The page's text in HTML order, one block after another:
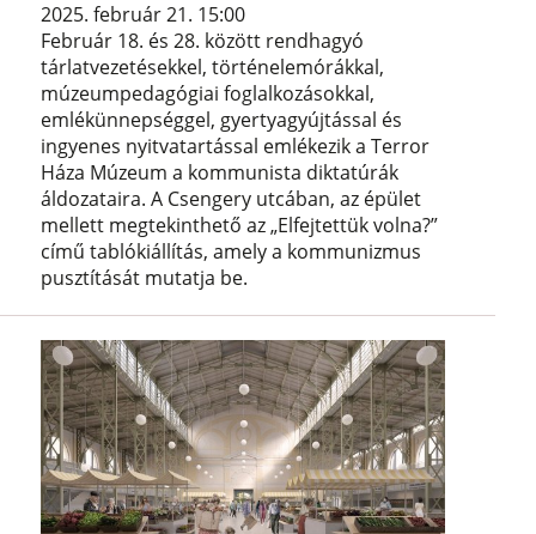
2025. február 21. 15:00
Február 18. és 28. között rendhagyó
tárlatvezetésekkel, történelemórákkal,
múzeumpedagógiai foglalkozásokkal,
emlékünnepséggel, gyertyagyújtással és
ingyenes nyitvatartással emlékezik a Terror
Háza Múzeum a kommunista diktatúrák
áldozataira. A Csengery utcában, az épület
mellett megtekinthető az „Elfejtettük volna?”
című tablókiállítás, amely a kommunizmus
pusztítását mutatja be.